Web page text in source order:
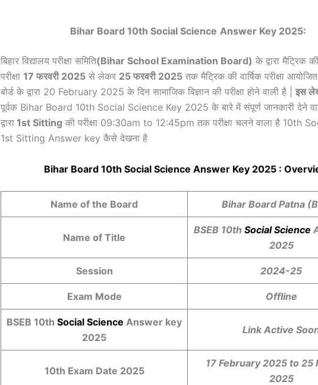
Bihar Board 10th Social Science Answer Key 2025:
बिहार विद्यालय परीक्षा समिति(Bihar School Examination Board) के द्वारा मैट्रिक
परीक्षा 17 फरवरी 2025 से लेकर 25 फरवरी 2025 तक मैट्रिक की वार्षिक परीक्षा
बोर्ड के द्वारा 20 February 2025 के दिन सामाजिक विज्ञान की परीक्षा होने वाली है | इस
पूर्वक Bihar Board 10th Social Science Key 2025 के बारे में संपूर्ण जानकारी देने
द्वारा 1st Sitting की परीक्षा 09:30am to 12:45pm तक परीक्षा चलने वाला है 10th
1st Sitting Answer key कैसे देखना है
Bihar Board 10th Social Science Answer Key 2025 :
Name of the Board Bihar Board Patna
Name of Title
BSEB 10th Social Science
2025
Session 2024-25
Exam Mode Offline
BSEB 10th Social Science Answer key
2025
Link Active
10th Exam Date 2025
17 February 2025 to 25
2025